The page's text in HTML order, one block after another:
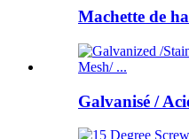
Machette de
Galvanisé /